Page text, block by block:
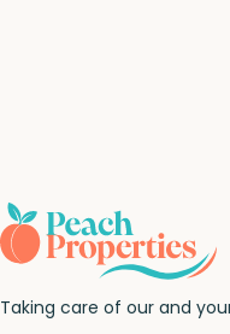
Taking care of our and